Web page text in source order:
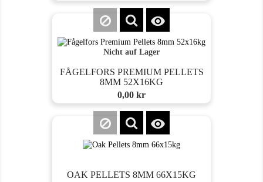

Nicht auf Lager
FÅGELFORS PREMIUM PELLETS
8MM 52X16KG
Preis
0,00 kr

OAK PELLETS 8MM 66X15KG